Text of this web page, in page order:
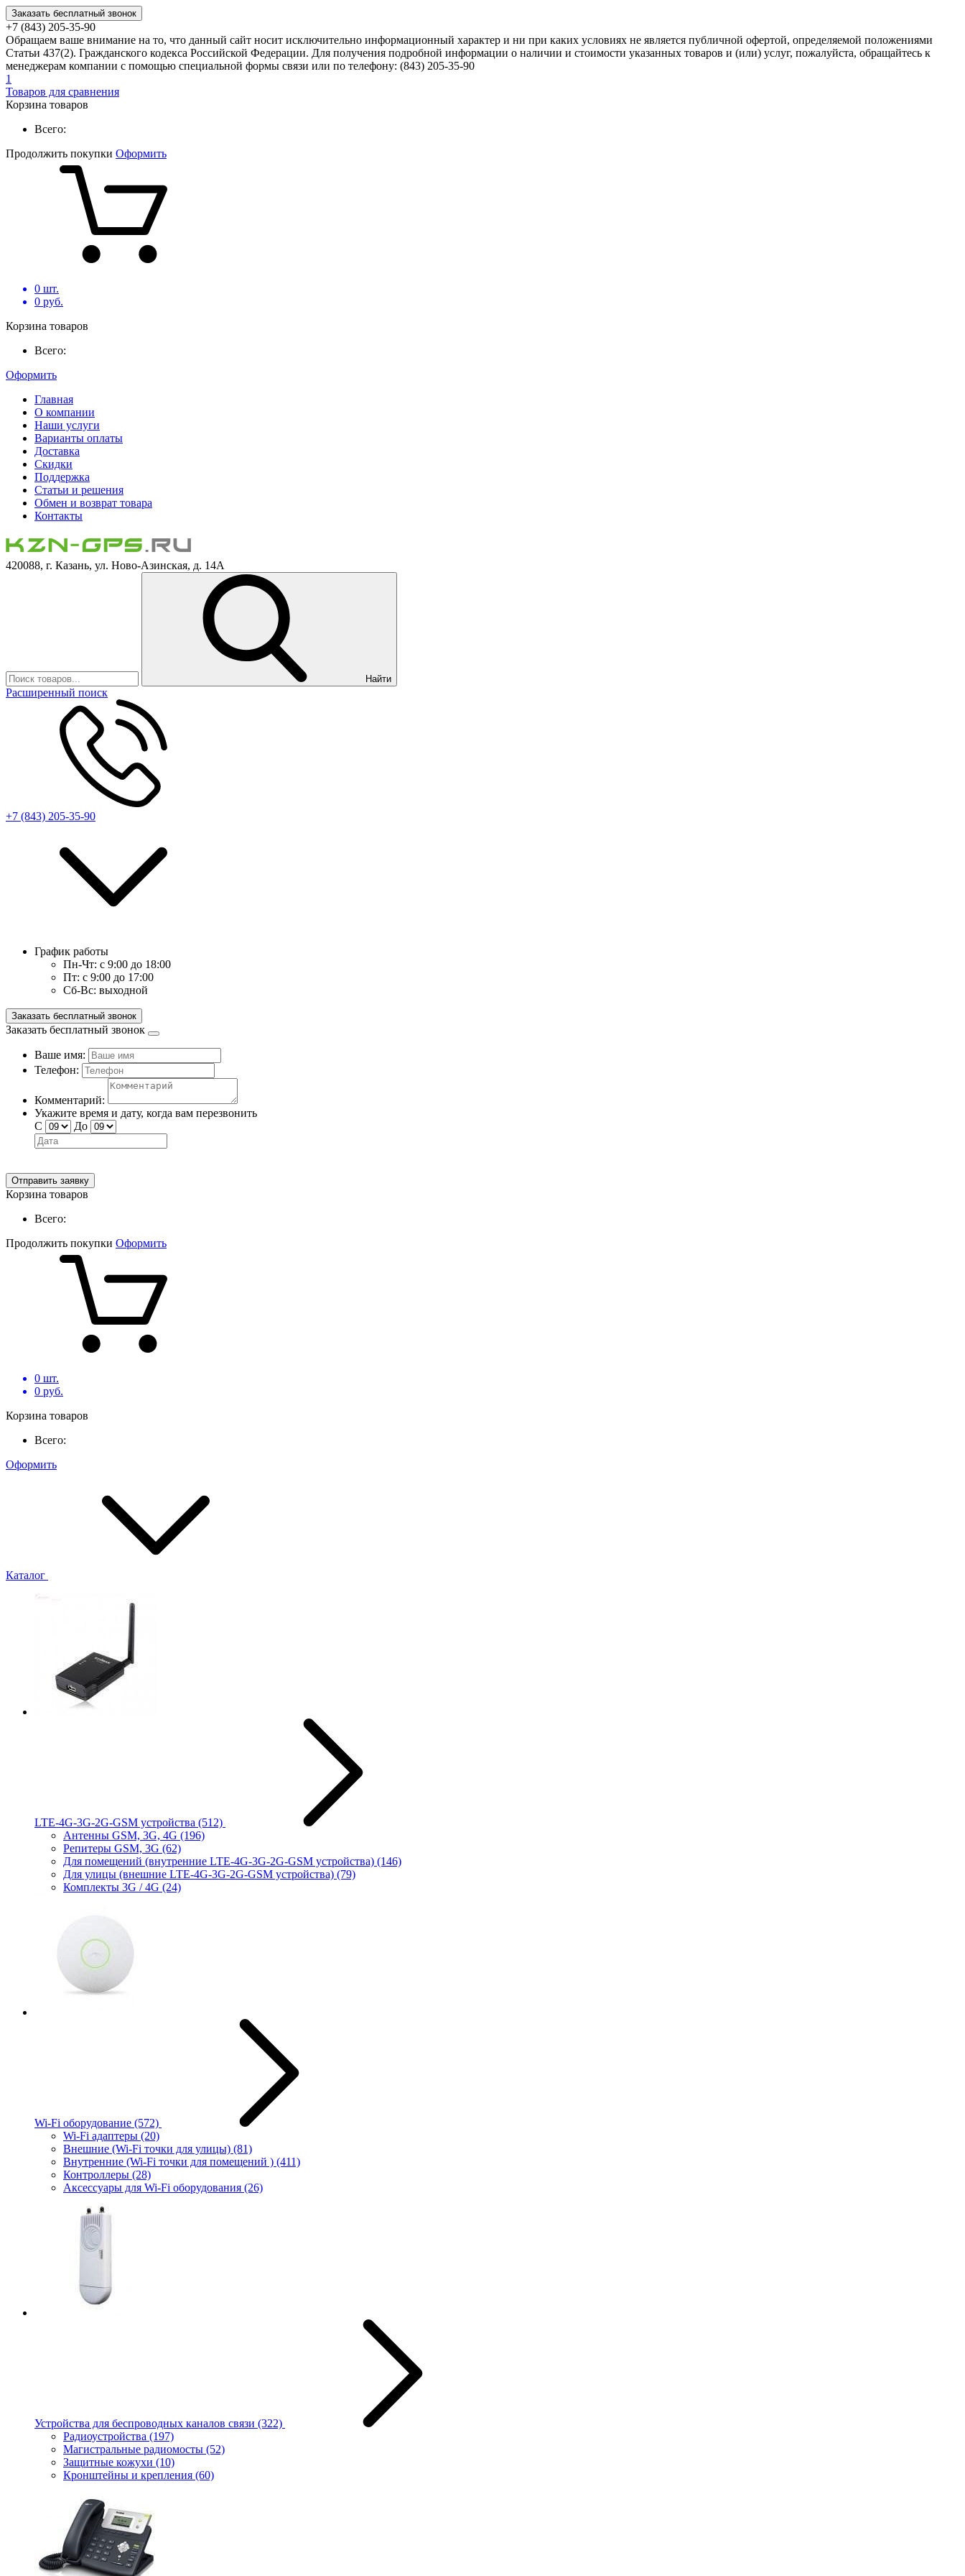
Заказать бесплатный звонок
+7 (843) 205-35-90
Обращаем ваше внимание на то, что данный сайт носит исключительно информационный характер и ни при каких условиях не является публичной офертой, определяемой положениями
Статьи 437(2). Гражданского кодекса Российской Федерации. Для получения подробной информации о наличии и стоимости указанных товаров и (или) услуг, пожалуйста, обращайтесь к
менеджерам компании с помощью специальной формы связи или по телефону: (843) 205-35-90
1
Товаров для сравнения
Корзина товаров
Всего:
Продолжить покупки Оформить
0 шт.
0 руб.
Корзина товаров
Всего:
Оформить
Главная
О компании
Наши услуги
Варианты оплаты
Доставка
Скидки
Поддержка
Статьи и решения
Обмен и возврат товара
Контакты
420088, г. Казань, ул. Ново-Азинская, д. 14А
Найти
Расширенный поиск
+7 (843) 205-35-90
График работы
Пн-Чт: с 9:00 до 18:00
Пт: с 9:00 до 17:00
Сб-Вс: выходной
Заказать бесплатный звонок
Заказать бесплатный звонок
Ваше имя:
Телефон:
Комментарий:
Укажите время и дату, когда вам перезвонить
С
До
Отправить заявку
Корзина товаров
Всего:
Продолжить покупки Оформить
0 шт.
0 руб.
Корзина товаров
Всего:
Оформить
Каталог
LTE-4G-3G-2G-GSM устройства (512)
Антенны GSM, 3G, 4G (196)
Репитеры GSM, 3G (62)
Для помещений (внутренние LTE-4G-3G-2G-GSM устройства) (146)
Для улицы (внешние LTE-4G-3G-2G-GSM устройства) (79)
Комплекты 3G / 4G (24)
Wi-Fi оборудование (572)
Wi-Fi адаптеры (20)
Внешние (Wi-Fi точки для улицы) (81)
Внутренние (Wi-Fi точки для помещений ) (411)
Контроллеры (28)
Аксессуары для Wi-Fi оборудования (26)
Устройства для беспроводных каналов связи (322)
Радиоустройства (197)
Магистральные радиомосты (52)
Защитные кожухи (10)
Кронштейны и крепления (60)